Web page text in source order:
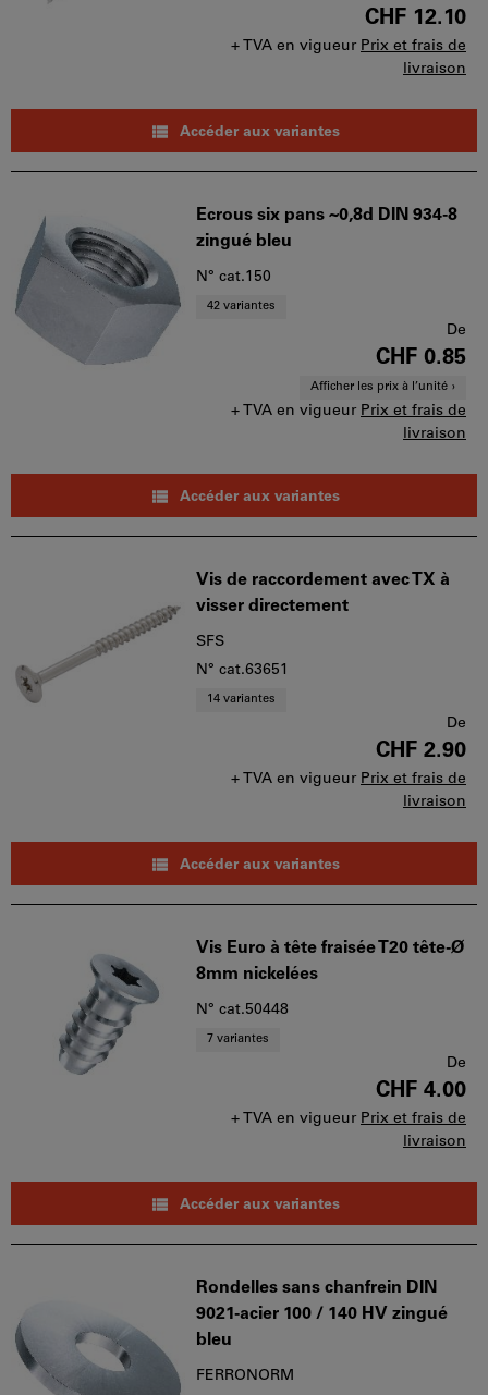
CHF 12.10
+ TVA en vigueur Prix et frais de
livraison
Accéder aux variantes
Ecrous six pans ~0,8d DIN 934-8
zingué bleu
N° cat.150
42 variantes
De
CHF 0.85
Afficher les prix à l’unité
+ TVA en vigueur Prix et frais de
livraison
Accéder aux variantes
Vis de raccordement avec TX à
visser directement
SFS
N° cat.63651
14 variantes
De
CHF 2.90
+ TVA en vigueur Prix et frais de
livraison
Accéder aux variantes
Vis Euro à tête fraisée T20 tête-Ø
8mm nickelées
N° cat.50448
7 variantes
De
CHF 4.00
+ TVA en vigueur Prix et frais de
livraison
Accéder aux variantes
Rondelles sans chanfrein DIN
9021-acier 100 / 140 HV zingué
bleu
FERRONORM